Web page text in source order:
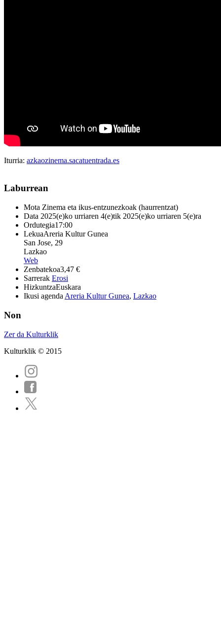
Iturria: azkaozinema.sacatuentrada.es
Laburrean
Mota Zinema eta ikus-entzunezkoak (haurrentzat)
Data 2025(e)ko urriaren 4(e)tik 2025(e)ko urriaren 5(e)ra
Ordutegia17:00
LekuaAreria Kultur Gunea
San Jose, 29
Lazkao
Web
Zenbatekoa3,47 €
Sarrerak Erosi
HizkuntzaEuskara
Ikusi agenda Areria Kultur Gunea, Lazkao
Non
Zer da Kulturklik
Kulturklik © 2015